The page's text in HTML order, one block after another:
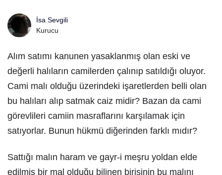
İsa Sevgili
Kurucu
Alım satımı kanunen yasaklanmış olan eski ve
değerli halıların camilerden çalınıp satıldığı oluyor.
Cami malı olduğu üzerindeki işaretlerden belli olan
bu halıları alıp satmak caiz midir? Bazan da cami
görevlileri camiin masraflarını karşılamak için
satıyorlar. Bunun hükmü diğerinden farklı mıdır?
Sattığı malın haram ve gayr-i meşru yoldan elde
edilmiş bir mal olduğu bilinen birisinin bu malını